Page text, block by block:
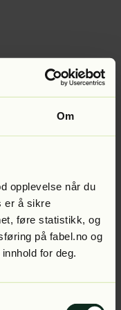
Om
opplevelse når du
er å sikre
føre statistikk, og
på fabel.no og
for deg.